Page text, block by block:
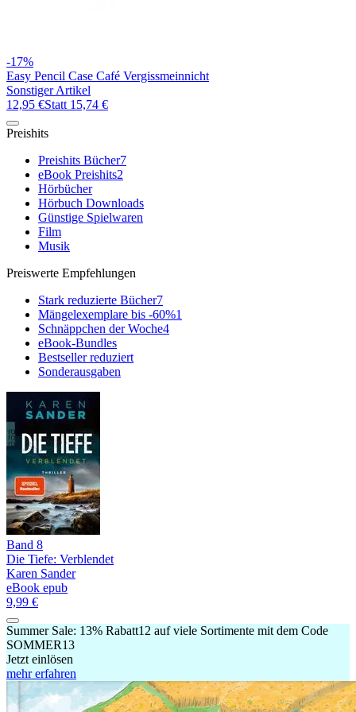
-17%
Easy Pencil Case Café Vergissmeinnicht
Sonstiger Artikel
12,95 €Statt 15,74 €
Preishits
Preishits Bücher7
eBook Preishits2
Hörbücher
Hörbuch Downloads
Günstige Spielwaren
Film
Musik
Preiswerte Empfehlungen
Stark reduzierte Bücher7
Mängelexemplare bis -60%1
Schnäppchen der Woche4
eBook-Bundles
Bestseller reduziert
Sonderausgaben
Band 8
Die Tiefe: Verblendet
Karen Sander
eBook epub
9,99 €
Summer Sale: 13% Rabatt12 auf viele Sortimente mit dem Code
SOMMER13
Jetzt einlösen
mehr erfahren